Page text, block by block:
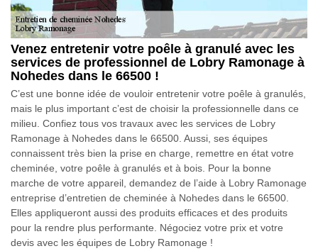
Venez entretenir votre poêle à granulé avec les
services de professionnel de Lobry Ramonage à
Nohedes dans le 66500 !
C’est une bonne idée de vouloir entretenir votre poêle à granulés,
mais le plus important c’est de choisir la professionnelle dans ce
milieu. Confiez tous vos travaux avec les services de Lobry
Ramonage à Nohedes dans le 66500. Aussi, ses équipes
connaissent très bien la prise en charge, remettre en état votre
cheminée, votre poêle à granulés et à bois. Pour la bonne
marche de votre appareil, demandez de l’aide à Lobry Ramonage
entreprise d’entretien de cheminée à Nohedes dans le 66500.
Elles appliqueront aussi des produits efficaces et des produits
pour la rendre plus performante. Négociez votre prix et votre
devis avec les équipes de Lobry Ramonage !